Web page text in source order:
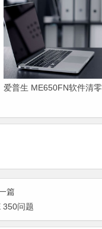
爱普生 ME650FN软件清零
篇
350问题